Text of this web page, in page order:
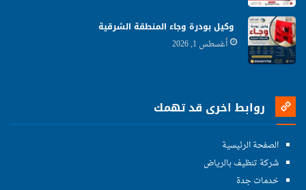
وكيل بودرة وجاء المنطقة الشرقية
أغسطس 1, 2026
روابط اخرى قد تهمك
الصفحة الرئيسية
شركة تنظيف بالرياض
خدمات جدة